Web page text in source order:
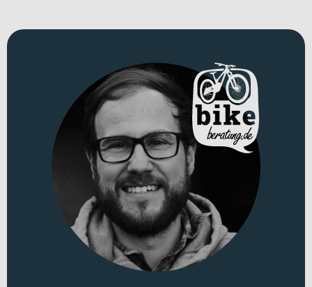
Für welche Einsätze eignet sich dieses Bike?
und Stadtfahrer sowie Pendlerinnen und Pendler, die täglich mobil
sein möchten. Dank des zulässigen Gesamtgewichts von 156 kg
eignet sich das Rad auch für Fahrten mit Gepäck oder Einkäufen.
Die 28 Zoll Laufräder sorgen für ein laufruhiges Fahrverhalten auf
Asphalt und befestigten Wegen. Der Rahmen aus Aluminium ist
robust und gleichzeitig alltagstauglich ausgelegt. In der Wave-
Rahmenform genießt du einen bequemen Auf- und Abstieg – ideal
für häufiges Anhalten im Stadtverkehr. Optisch setzt du mit den
Farbvarianten „grayish blue“ oder „desert sage“ einen stilvollen
Technisches Konzept und Systemintegration
Im Zentrum steht ein durchdachtes Gesamtkonzept: Der
Aluminiumrahmen integriert Antrieb und Akku harmonisch ins